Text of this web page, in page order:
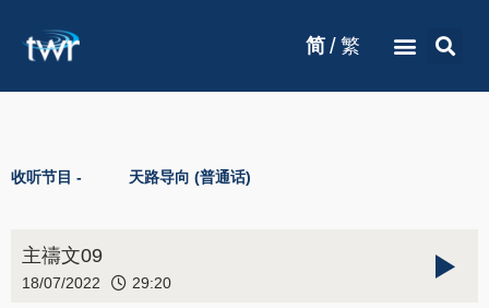
简 / 繁
收听节目 - 天路导向 (普通话)
主禱文09
18/07/2022 29:20